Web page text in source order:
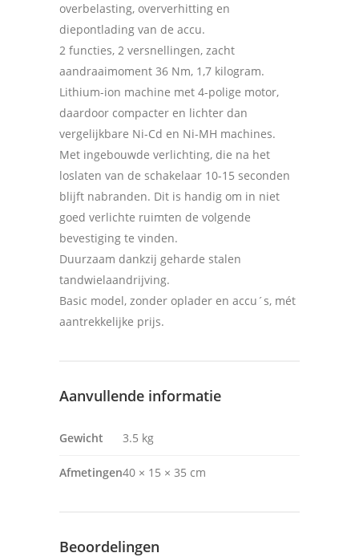
overbelasting, oververhitting en
diepontlading van de accu.
2 functies, 2 versnellingen, zacht
aandraaimoment 36 Nm, 1,7 kilogram.
Lithium-ion machine met 4-polige motor,
daardoor compacter en lichter dan
vergelijkbare Ni-Cd en Ni-MH machines.
Met ingebouwde verlichting, die na het
loslaten van de schakelaar 10-15 seconden
blijft nabranden. Dit is handig om in niet
goed verlichte ruimten de volgende
bevestiging te vinden.
Duurzaam dankzij geharde stalen
tandwielaandrijving.
Basic model, zonder oplader en accu´s, mét
aantrekkelijke prijs.
Aanvullende informatie
Gewicht 3.5 kg
Afmetingen40 × 15 × 35 cm
Beoordelingen